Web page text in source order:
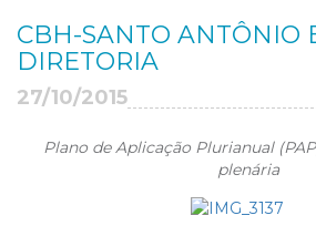
CBH-SANTO ANTÔNIO
DIRETORIA
27/10/2015
Plano de Aplicação Plurianual
plenária